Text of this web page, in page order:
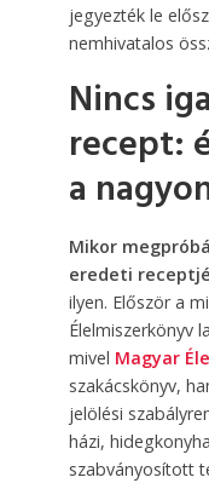
jegyezték le
nemhivatalos
Nincs
recept:
a
Mikor
eredeti
ilyen. Először a
Élelmiszerkönyv
mivel Magyar
szakácskönyv,
jelölési
házi,
szabványosított